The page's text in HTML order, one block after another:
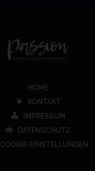
HOME
KONTAKT
IMPRESSUM
DATENSCHUTZ
COOKIE-EINSTELLUNGEN